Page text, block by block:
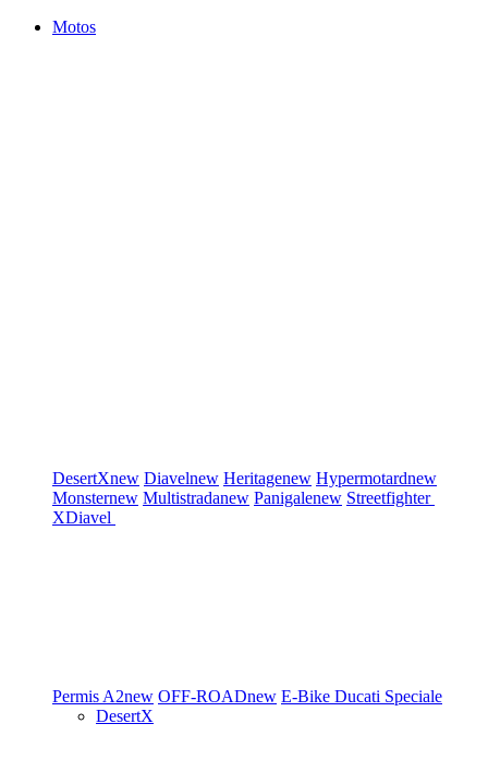
Motos
DesertXnew Diavelnew Heritagenew Hypermotardnew
Monsternew Multistradanew Panigalenew Streetfighter
XDiavel
Permis A2new OFF-ROADnew E-Bike Ducati Speciale
DesertX